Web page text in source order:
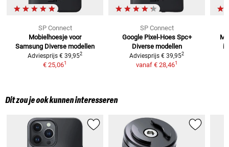
SP Connect
Mobielhoesje voor
Samsung Diverse modellen
Adviesprijs € 39,952
€ 25,061
SP Connect
Google Pixel-Hoes Spc+
Diverse modellen
Adviesprijs € 39,952
vanaf € 28,461
Dit zou je ook kunnen interesseren